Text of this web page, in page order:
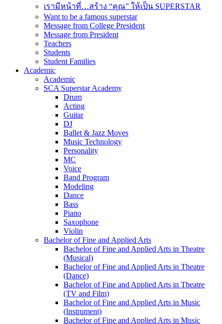
เรามีหน้าที่…สร้าง “คุณ” ให้เป็น SUPERSTAR
Want to be a famous superstar
Message from College President
Message from President
Teachers
Students
Student Families
Academic
Academic
SCA Superstar Academy
Drum
Acting
Guitar
DJ
Ballet & Jazz Moves
Music Technology
Personality
MC
Voice
Band Program
Modeling
Dance
Bass
Piano
Saxophone
Violin
Bachelor of Fine and Applied Arts
Bachelor of Fine and Applied Arts in Theatre
(Musical)
Bachelor of Fine and Applied Arts in Theatre
(Dance)
Bachelor of Fine and Applied Arts in Theatre
(TV and Film)
Bachelor of Fine and Applied Arts in Music
(Instrument)
Bachelor of Fine and Applied Arts in Music